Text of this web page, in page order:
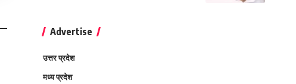
Advertise
उत्तर प्रदेश
मध्य प्रदेश